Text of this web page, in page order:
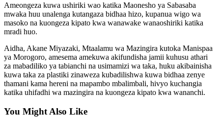
Ameongeza kuwa ushiriki wao katika Maonesho ya Sabasaba
mwaka huu unalenga kutangaza bidhaa hizo, kupanua wigo wa
masoko na kuongeza kipato kwa wanawake wanaoshiriki katika
mradi huo.
Aidha, Akane Miyazaki, Mtaalamu wa Mazingira kutoka Manispaa
ya Morogoro, amesema amekuwa akifundisha jamii kuhusu athari
za mabadiliko ya tabianchi na usimamizi wa taka, huku akibainisha
kuwa taka za plastiki zinaweza kubadilishwa kuwa bidhaa zenye
thamani kama hereni na mapambo mbalimbali, hivyo kuchangia
katika uhifadhi wa mazingira na kuongeza kipato kwa wananchi.
You Might Also Like